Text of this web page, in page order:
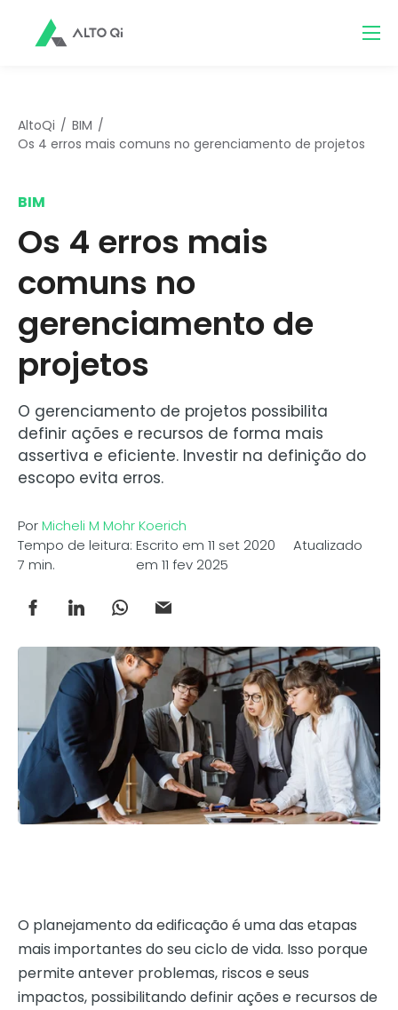
AltoQi
BIM
Os 4 erros mais comuns no gerenciamento de projetos
BIM
Os 4 erros mais
comuns no
gerenciamento de
projetos
O gerenciamento de projetos possibilita
definir ações e recursos de forma mais
assertiva e eficiente. Investir na definição do
escopo evita erros.
PorMicheli M Mohr Koerich
Tempo de leitura:
7 min.
Escrito em 11 set 2020 Atualizado
em 11 fev 2025
O planejamento da edificação é uma das etapas
mais importantes do seu ciclo de vida. Isso porque
permite antever problemas, riscos e seus
impactos, possibilitando definir ações e recursos de